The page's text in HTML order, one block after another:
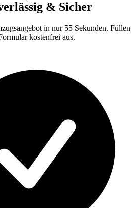
& Sicher
in nur 55 Sekunden. Füllen
kostenfrei aus.